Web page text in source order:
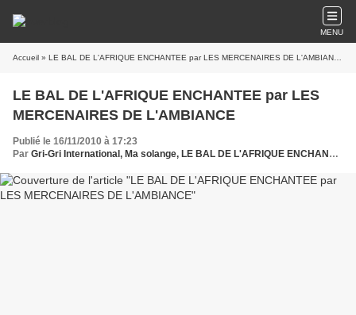
MENU
Accueil » LE BAL DE L'AFRIQUE ENCHANTEE par LES MERCENAIRES DE L'AMBIANCE
LE BAL DE L'AFRIQUE ENCHANTEE par LES
MERCENAIRES DE L'AMBIANCE
Publié le 16/11/2010 à 17:23
Par Gri-Gri International, Ma solange, LE BAL DE L'AFRIQUE ENCHANTEE